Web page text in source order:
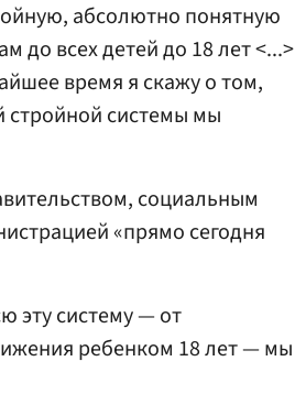
абсолютно понятную
до всех детей до 18 лет <...>
время я скажу о том,
стройной системы мы
социальным
«прямо сегодня
эту систему — от
ребенком 18 лет — мы